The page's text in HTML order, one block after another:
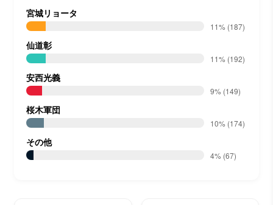
宮城リョータ
11% (187)
仙道彰
11% (192)
安西光義
9% (149)
桜木軍団
10% (174)
その他
4% (67)